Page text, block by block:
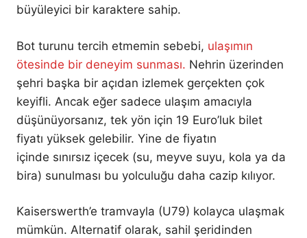
büyüleyici bir karaktere sahip.
Bot turunu tercih etmemin sebebi, ulaşımın
ötesinde bir deneyim sunması. Nehrin üzerinden
şehri başka bir açıdan izlemek gerçekten çok
keyifli. Ancak eğer sadece ulaşım amacıyla
düşünüyorsanız, tek yön için 19 Euro’luk bilet
fiyatı yüksek gelebilir. Yine de fiyatın
içinde sınırsız içecek (su, meyve suyu, kola ya da
bira) sunulması bu yolculuğu daha cazip kılıyor.
Kaiserswerth’e tramvayla (U79) kolayca ulaşmak
mümkün. Alternatif olarak, sahil şeridinden